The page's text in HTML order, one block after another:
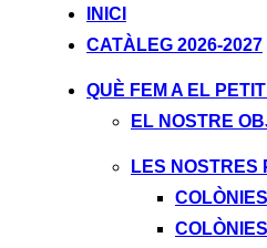
INICI
CATÀLEG 2026-2027
QUÈ FEM A EL
EL NOSTRE
LES NOSTRES